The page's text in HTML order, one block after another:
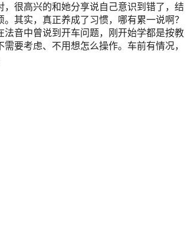
很高兴的和她分享说自己意识到错了，结
其实，真正养成了习惯，哪有累一说啊？
音中曾说到开车问题，刚开始学都是按教
要考虑、不用想怎么操作。车前有情况，